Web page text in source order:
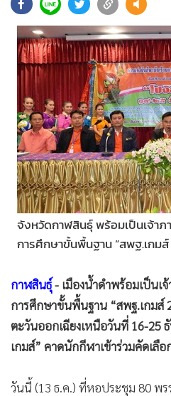
• ผู้จัดการรายวัน
คอลัมนิสต์
ละคร
CbizReview
Cyber BIZ
ผู้จัดกวน
Good health & Well-being
Green Innovation & SD
Management & HR
MGR Live
Infographic
การเมือง
ท่องเที่ยว
กีฬา
ต่างประเทศ
Special Scoop
• จีน
จังหวัดกาฬสินธุ์ พร้อมเป็นเจ้า
การศึกษาขั้นพื้นฐาน “สพฐ.เกมส์
กาฬสินธุ์- เมืองน้ำดำพร้อมเป็นเ
การศึกษาขั้นพื้นฐาน “สพฐ.เกมส์
ตะวันออกเฉียงเหนือวันที่ 16-25
เกมส์” คาดนักกีฬาเข้าร่วมคัดเลื
วันนี้ (13 ธ.ค.) ที่หอประชุม 80 พร